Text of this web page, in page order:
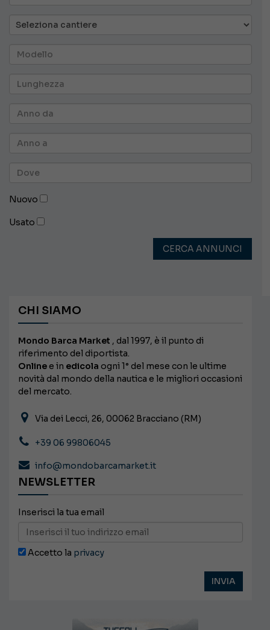
Nuovo
Usato
CERCA ANNUNCI
CHI SIAMO
Mondo Barca Market , dal 1997, è il punto di
riferimento del diportista.
Online e in edicola ogni 1° del mese con le ultime
novità dal mondo della nautica e le migliori occasioni
del mercato.
Via dei Lecci, 26, 00062 Bracciano (RM)
+39 06 99806045
info@mondobarcamarket.it
NEWSLETTER
Inserisci la tua email
Accetto la privacy